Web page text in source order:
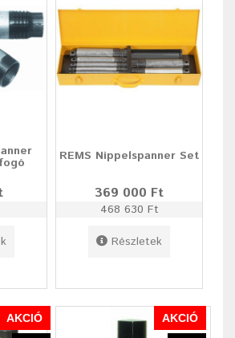
REMS Nippelspanner Set
369 000 Ft
468 630 Ft
Részletek
AKCIÓ AKCIÓ